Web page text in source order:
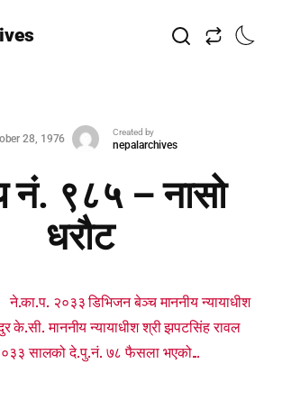
28, 1976
Created by
nepalarchives
नं. ९८५ – नासो
धरौट
२०३३ डिभिजन बेञ्च माननीय न्यायाधीश
के.सी. माननीय न्यायाधीश श्री झपटसिंह रावल
सालको दे.पु.नं. ७८ फैसला भएको...